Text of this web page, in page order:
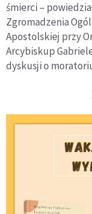
śmierci –
Zgromadzenia
Apostolskiej przy
Arcybiskup
dyskusji o